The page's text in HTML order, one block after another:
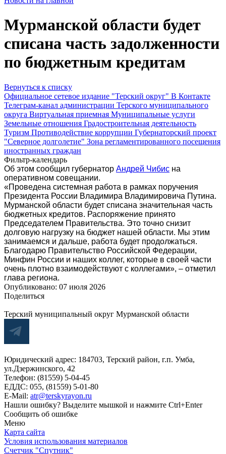
Мурманской области будет
списана часть задолженности
по бюджетным кредитам
Вернуться к списку
Официальное сетевое издание "Терский округ" В Контакте
Телеграм-канал администрации Терского муниципального
округа Виртуальная приемная Муниципальные услуги
Земельные отношения Градостроительная деятельность
Туризм Противодействие коррупции Губернаторский проект
"Северное долголетие" Зона регламентированного посещения
иностранных граждан
Фильтр-календарь
Об этом сообщил губернатор Андрей Чибис на
оперативном совещании.
«Проведена системная работа в рамках поручения
Президента России Владимира Владимировича Путина.
Мурманской области будет списана значительная часть
бюджетных кредитов. Распоряжение принято
Председателем Правительства. Это точно снизит
долговую нагрузку на бюджет нашей области. Мы этим
занимаемся и дальше, работа будет продолжаться.
Благодарю Правительство Российской Федерации,
Минфин России и наших коллег, которые в своей части
очень плотно взаимодействуют с коллегами», – отметил
глава региона.
Опубликовано: 07 июля 2026
Поделиться
Терский муниципальный округ Мурманской области
Юридический адрес: 184703, Терский район, г.п. Умба,
ул.Дзержинского, 42
Телефон: (81559) 5-04-45
ЕДДС: 055, (81559) 5-01-80
E-Mail: atr@terskyrayon.ru
Нашли ошибку? Выделите мышкой и нажмите Ctrl+Enter
Сообщить об ошибке
Меню
Карта сайта
Условия использования материалов
Счетчик "Спутник"